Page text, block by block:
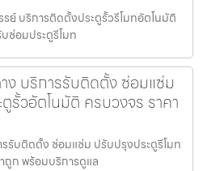
ย์ บริการติดตั้งประตูรั้วรีโมทอัตโนมัติ
ซ่อมประตูรีโมท
ง บริการรับติดตั้ง ซ่อมแซ่ม
รั้วอัตโนมัติ ครบวงจร ราคา
รับติดตั้ง ซ่อมแซ่ม ปรับปรุงประตูรีโมท
ถูก พร้อมบริการดูแล